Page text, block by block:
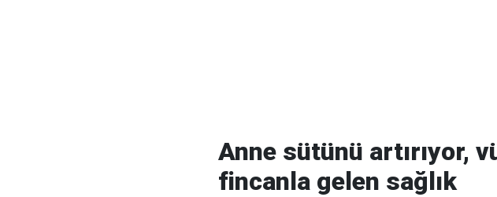
Anne sütünü artırıyor,
fincanla gelen sağlık